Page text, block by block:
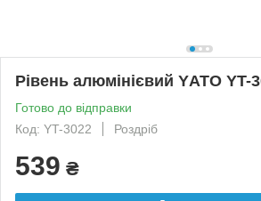
Рівень алюмінієвий YАТО YT-
Готово до відправки
Код: YT-3022
Роздріб
539 ₴